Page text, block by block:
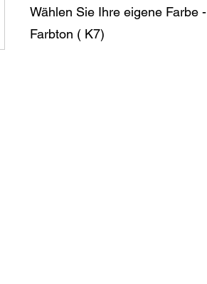
Wählen Sie Ihre eigene Farbe - RAL-
Farbton ( K7)